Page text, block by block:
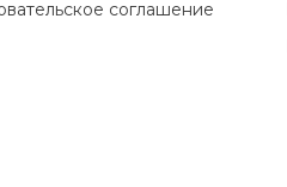
соглашение